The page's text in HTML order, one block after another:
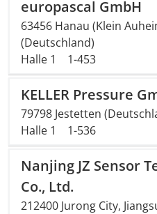
europascal GmbH
63456 Hanau (Klein
(Deutschland)
Halle 1
1-453
KELLER Pressure
79798 Jestetten
Halle 1
1-536
Nanjing JZ Sensor
Co., Ltd.
212400 Jurong City,